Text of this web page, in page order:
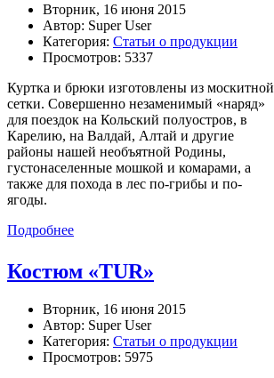
Вторник, 16 июня 2015
Автор: Super User
Категория: Статьи о продукции
Просмотров: 5337
Куртка и брюки изготовлены из москитной
сетки. Совершенно незаменимый «наряд»
для поездок на Кольский полуостров, в
Карелию, на Валдай, Алтай и другие
районы нашей необъятной Родины,
густонаселенные мошкой и комарами, а
также для похода в лес по-грибы и по-
ягоды.
Подробнее
Костюм «TUR»
Вторник, 16 июня 2015
Автор: Super User
Категория: Статьи о продукции
Просмотров: 5975